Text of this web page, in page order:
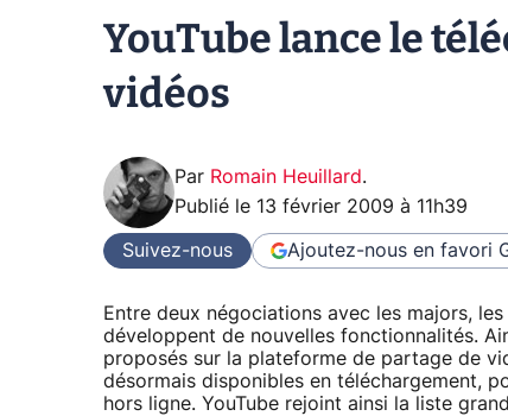
YouTube lance le
vidéos
Par Romain Heuillard.
Publié le 13 février 2009 à 11h39
Suivez-nous Ajoutez-nous en favori
Entre deux négociations avec les majors,
développent de nouvelles fonctionnalités.
proposés sur la plateforme de partage de
désormais disponibles en téléchargement,
hors ligne. YouTube rejoint ainsi la liste